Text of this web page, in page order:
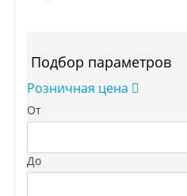
Подбор параметров
Розничная цена
От
До